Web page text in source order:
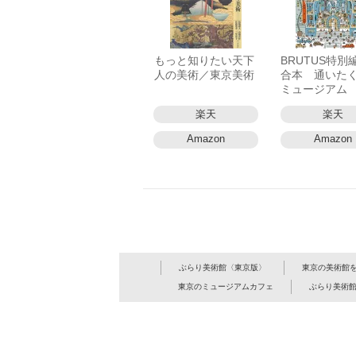
もっと知りたい天下
人の美術／東京美術
楽天
Amazon
BRUTUS特
合本 通いた
ミュージアム
楽天
Amazon
ぶらり美術館〈東京版〉 東京の美術館
東京のミュージアムカフェ ぶらり美術